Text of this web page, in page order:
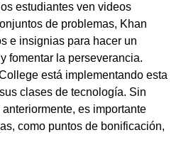
estudiantes ven videos
de problemas, Khan
e insignias para hacer un
fomentar la perseverancia.
está implementando esta
clases de tecnología. Sin
es importante
como puntos de bonificación,